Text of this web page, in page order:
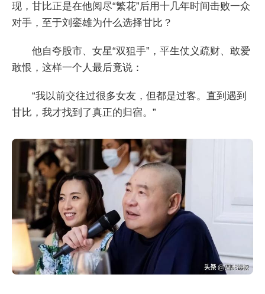
现，甘比正是在他阅尽“繁花”后用十几年时间击败一众
对手，至于刘銮雄为什么选择甘比？
他自夸股市、女星“双狙手”，平生仗义疏财、敢爱
敢恨，这样一个人最后竟说：
“我以前交往过很多女友，但都是过客。直到遇到
甘比，我才找到了真正的归宿。”